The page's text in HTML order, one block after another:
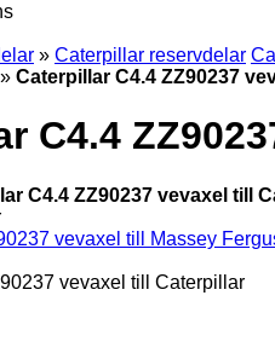
» Caterpillar reservdelar
» Caterpillar C4.4 ZZ90237
C4.4
C4.4 ZZ90237 vevaxel till
vevaxel till Massey
vevaxel till Caterpillar